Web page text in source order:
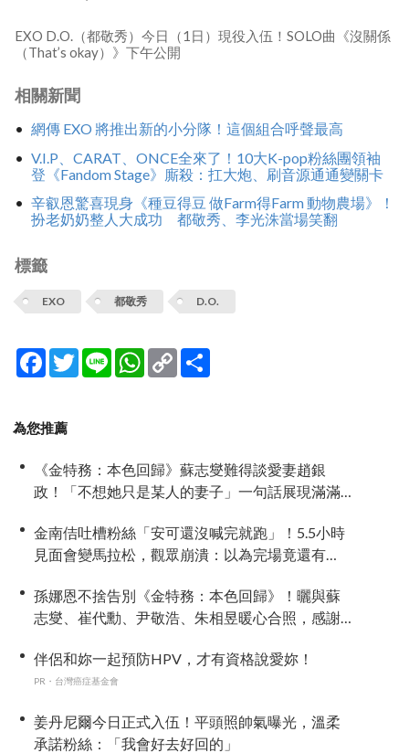
EXO D.O.（都敬秀）今日（1日）現役入伍！SOLO曲《沒關係
（That’s okay）》下午公開
相關新聞
網傳 EXO 將推出新的小分隊！這個組合呼聲最高
V.I.P、CARAT、ONCE全來了！10大K-pop粉絲團領袖
登《Fandom Stage》廝殺：扛大炮、刷音源通通變關卡
辛叡恩驚喜現身《種豆得豆 做Farm得Farm 動物農場》！
扮老奶奶整人大成功 都敬秀、李光洙當場笑翻
標籤
EXO 都敬秀 D.O.
Facebook
TwitterLine WhatsApp
Copy
Link
為您推薦
《金特務：本色回歸》蘇志燮難得談愛妻趙銀
政！「不想她只是某人的妻子」一句話展現滿滿
金南佶吐槽粉絲「安可還沒喊完就跑」！5.5小時
見面會變馬拉松，觀眾崩潰：以為完場竟還有
孫娜恩不捨告別《金特務：本色回歸》！曬與蘇
志燮、崔代勳、尹敬浩、朱相昱暖心合照，感謝
伴侶和妳一起預防HPV，才有資格說愛妳！
PR・台灣癌症基金會
姜丹尼爾今日正式入伍！平頭照帥氣曝光，溫柔
承諾粉絲：「我會好去好回的」